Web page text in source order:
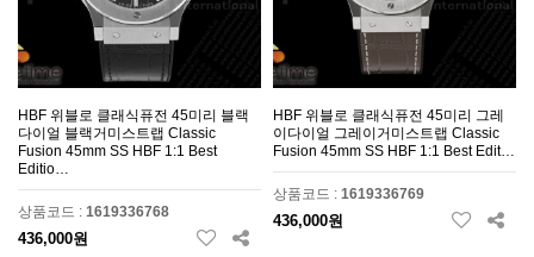
HBF 위블로 클래식퓨전 45미리 블랙
다이얼 블랙거미스트랩 Classic
Fusion 45mm SS HBF 1:1 Best
Editio…
상품코드 : 1619336768
436,000원
HBF 위블로 클래식퓨전 45미리 그레
이다이얼 그레이거미스트랩 Classic
Fusion 45mm SS HBF 1:1 Best Edit…
상품코드 : 1619336769
436,000원